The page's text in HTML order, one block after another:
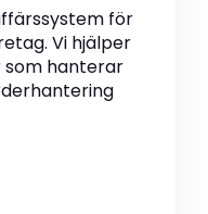
för
Vi hjälper
som hanterar